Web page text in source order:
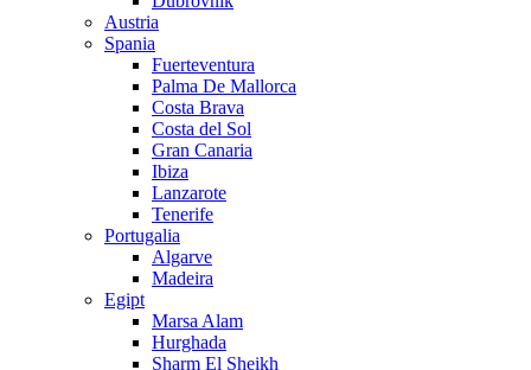
Austria
Spania
Fuerteventura
Palma De Mallorca
Costa Brava
Costa del Sol
Gran Canaria
Ibiza
Lanzarote
Tenerife
Portugalia
Algarve
Madeira
Egipt
Marsa Alam
Hurghada
Sharm El Sheikh